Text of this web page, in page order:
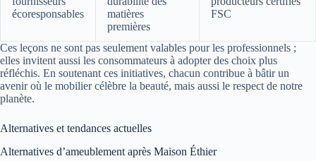
écoresponsables
matières
premières
FSC
Ces leçons ne sont pas seulement valables pour les professionnels ;
elles invitent aussi les consommateurs à adopter des choix plus
réfléchis. En soutenant ces initiatives, chacun contribue à bâtir un
avenir où le mobilier célèbre la beauté, mais aussi le respect de notre
planète.
Alternatives et tendances actuelles
Alternatives d’ameublement après Maison Éthier